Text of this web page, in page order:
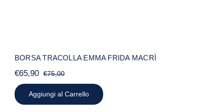
BORSA TRACOLLA EMMA FRIDA MACRÌ
€75,00Il
originale
era:
€65,90
Il
attuale
è:
Aggiungi al Carrello